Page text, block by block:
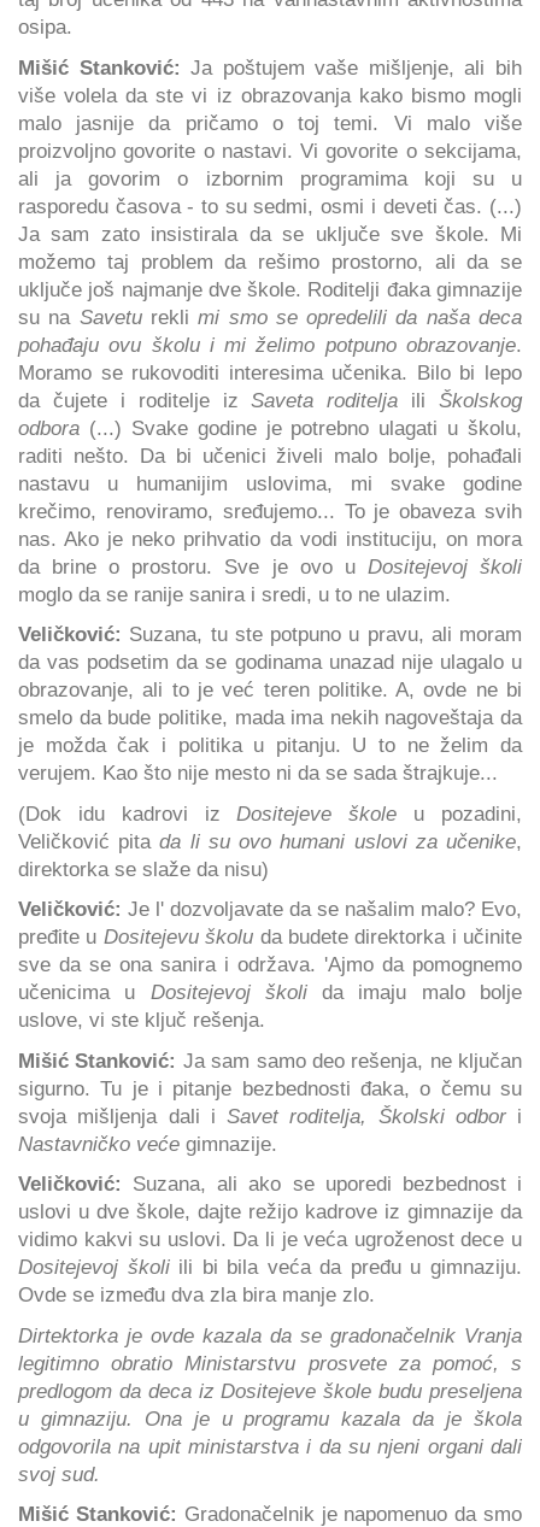
osipa.
Mišić Stanković: Ja poštujem vaše mišljenje, ali bih
više volela da ste vi iz obrazovanja kako bismo mogli
malo jasnije da pričamo o toj temi. Vi malo više
proizvoljno govorite o nastavi. Vi govorite o sekcijama,
ali ja govorim o izbornim programima koji su u
rasporedu časova - to su sedmi, osmi i deveti čas. (...)
Ja sam zato insistirala da se uključe sve škole. Mi
možemo taj problem da rešimo prostorno, ali da se
uključe još najmanje dve škole. Roditelji đaka gimnazije
su na Savetureklimi smo se opredelili da naša deca
pohađaju ovu školu i mi želimo potpuno obrazovanje.
Moramo se rukovoditi interesima učenika. Bilo bi lepo
da čujete i roditelje izSaveta roditelja ili Školskog
odbora (...) Svake godine je potrebno ulagati u školu,
raditi nešto. Da bi učenici živeli malo bolje, pohađali
nastavu u humanijim uslovima, mi svake godine
krečimo, renoviramo, sređujemo... To je obaveza svih
nas. Ako je neko prihvatio da vodi instituciju, on mora
da brine o prostoru. Sve je ovo u Dositejevoj školi
moglo da se ranije sanira i sredi, u to ne ulazim.
Veličković: Suzana, tu ste potpuno u pravu, ali moram
da vas podsetim da se godinama unazad nije ulagalo u
obrazovanje, ali to je već teren politike. A, ovde ne bi
smelo da bude politike, mada ima nekih nagoveštaja da
je možda čak i politika u pitanju. U to ne želim da
verujem. Kao što nije mesto ni da se sada štrajkuje...
(Dok idu kadrovi izDositejeve škole u pozadini,
Veličković pitada li su ovo humani uslovi za učenike,
direktorka se slaže da nisu)
Veličković: Je l' dozvoljavate da se našalim malo? Evo,
pređite u Dositejevu školu da budete direktorka i učinite
sve da se ona sanira i održava. 'Ajmo da pomognemo
učenicima u Dositejevoj školida imaju malo bolje
uslove, vi ste ključ rešenja.
Mišić Stanković: Ja sam samo deo rešenja, ne ključan
sigurno. Tu je i pitanje bezbednosti đaka, o čemu su
svoja mišljenja dali i Savet roditelja, Školski odbori
Nastavničko veće gimnazije.
Veličković: Suzana, ali ako se uporedi bezbednost i
uslovi u dve škole, dajte režijo kadrove iz gimnazije da
vidimo kakvi su uslovi. Da li je veća ugroženost dece u
Dositejevoj školiili bi bila veća da pređu u gimnaziju.
Ovde se između dva zla bira manje zlo.
Dirtektorka je ovde kazala da se gradonačelnik Vranja
legitimno obratio Ministarstvu prosvete za pomoć, s
predlogom da deca iz Dositejeve škole budu preseljena
u gimnaziju. Ona je u programu kazala da je škola
odgovorila na upit ministarstva i da su njeni organi dali
svoj sud.
Mišić Stanković: Gradonačelnik je napomenuo da smo